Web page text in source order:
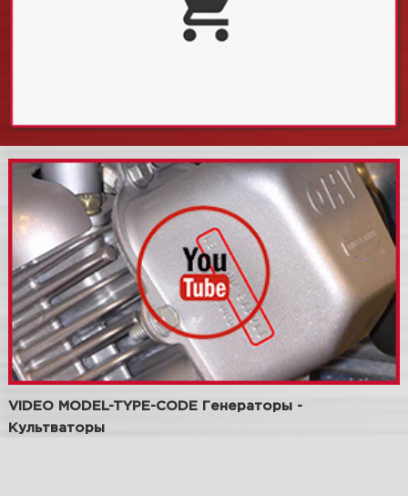
VIDEO MODEL-TYPE-CODE Генераторы -
Культваторы